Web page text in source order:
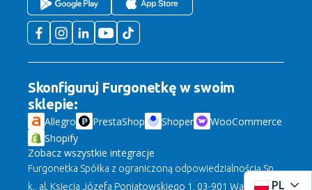
PL
Skonfiguruj Furgonetkę w swoim
sklepie:
Allegro PrestaShop Shoper
WooCommerce
Shopify
Zobacz wszystkie integracje
Furgonetka Spółka z ograniczoną odpowiedzialnością Sp.
k., al. Księcia Józefa Poniatowskiego 1, 03-901 Warszawa,